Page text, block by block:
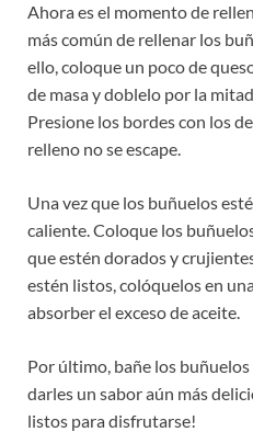
Ahora es el momento de
más común de rellenar los
ello, coloque un poco de
de masa y doblelo por la
Presione los bordes con los
relleno no se escape.
Una vez que los buñuelos
caliente. Coloque los
que estén dorados y
estén listos, colóquelos en
absorber el exceso de aceite.
Por último, bañe los
darles un sabor aún más
listos para disfrutarse!